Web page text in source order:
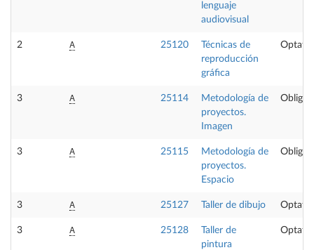
lenguaje
audiovisual
2 A 25120
Técnicas de
reproducción
gráfica
3 A 25114
Metodología de
proyectos.
Imagen
3 A 25115
Metodología de
proyectos.
Espacio
3 A 25127 Taller de dibujo
3 A 25128
Taller de
pintura